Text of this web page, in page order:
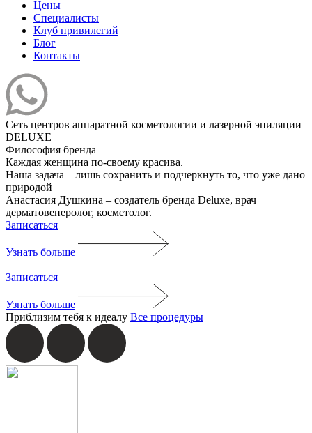
Цены
Специалисты
Клуб привилегий
Блог
Контакты
Сеть центров аппаратной косметологии и лазерной эпиляции
DELUXE
Философия бренда
Каждая женщина по-своему красива.
Наша задача ‒ лишь сохранить и подчеркнуть то, что уже дано
природой
Анастасия Душкина ‒ создатель бренда Deluxe, врач
дерматовенеролог, косметолог.
Записаться
Узнать больше
Записаться
Узнать больше
Приблизим тебя к идеалу Все процедуры